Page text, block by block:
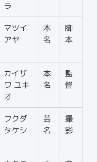
ラ
マツイ
アヤ
本
名
脚
本
カイザ
ワ ユキ
オ
本
名
監
督
フクダ
タケシ
芸
名
撮
影